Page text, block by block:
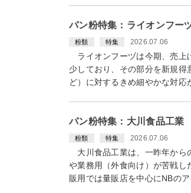
パン粉特集：ライオンフ
粉類 特集 2026.07.06
ライオンフーヅは今期、売上
少しており、その部分を新規
ど）に対するきめ細やかな対
パン粉特集：大川食品工
粉類 特集 2026.07.06
大川食品工業は、一昨年から
や業務用（外食向け）が苦戦
販用では量販店を中心にNBの